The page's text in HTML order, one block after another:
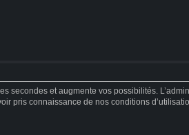
secondes et augmente vos possibilités.
pris connaissance de nos conditions